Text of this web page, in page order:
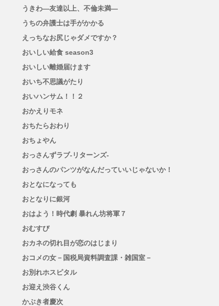
うきわ―友達以上、不倫未満―
うちの弁護士は手がかかる
えっちなお尻じゃダメですか？
おいしい給食 season3
おいしい離婚届けます
おいち不思議がたり
おいハンサム！！２
おかえりモネ
おちたらおわり
おちょやん
おっさんずラブ-リターンズ-
おっさんのパンツがなんだっていいじゃないか！
おとなになっても
おとなりに銀河
おはよう！時代劇 暴れん坊将軍７
おむすび
おカネの切れ目が恋のはじまり
おコメの女－国税局資料調査課・雑国室－
お別れホスピタル
お迎え渋谷くん
かぶき者慶次